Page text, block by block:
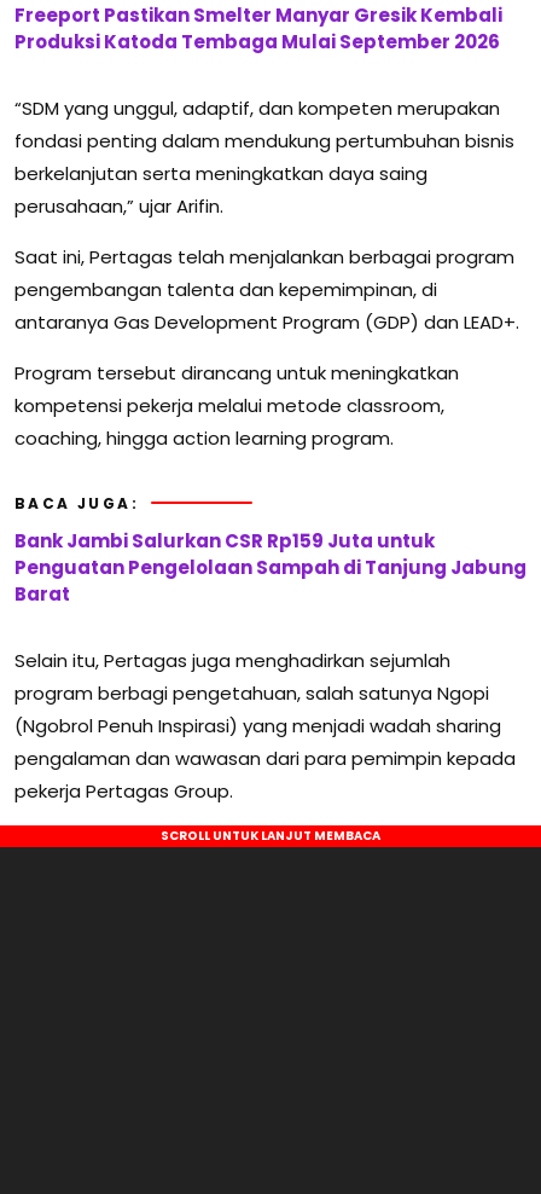
Freeport Pastikan Smelter Manyar Gresik Kembali
Produksi Katoda Tembaga Mulai September 2026
“SDM yang unggul, adaptif, dan kompeten merupakan
fondasi penting dalam mendukung pertumbuhan bisnis
berkelanjutan serta meningkatkan daya saing
perusahaan,” ujar Arifin.
Saat ini, Pertagas telah menjalankan berbagai program
pengembangan talenta dan kepemimpinan, di
antaranya Gas Development Program (GDP) dan LEAD+.
Program tersebut dirancang untuk meningkatkan
kompetensi pekerja melalui metode classroom,
coaching, hingga action learning program.
BACA JUGA:
Bank Jambi Salurkan CSR Rp159 Juta untuk
Penguatan Pengelolaan Sampah di Tanjung Jabung
Barat
Selain itu, Pertagas juga menghadirkan sejumlah
program berbagi pengetahuan, salah satunya Ngopi
(Ngobrol Penuh Inspirasi) yang menjadi wadah sharing
pengalaman dan wawasan dari para pemimpin kepada
pekerja Pertagas Group.